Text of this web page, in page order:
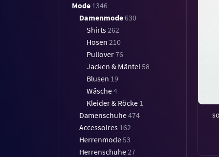
Mode 1346
Damenmode630
Shirts262
Hosen 210
Pullover76
Jacken & Mäntel58
Blusen 19
Wäsche4
Kleider & Röcke 1
Damenschuhe474
Accessoires 162
Herrenmode53
Herrenschuhe27